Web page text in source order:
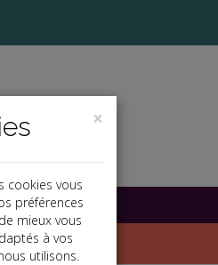
×
cookies vous
préférences
mieux vous
à vos
utilisons.